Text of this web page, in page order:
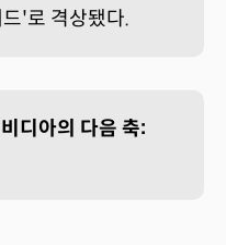
'로 격상됐다.
디아의 다음 축: